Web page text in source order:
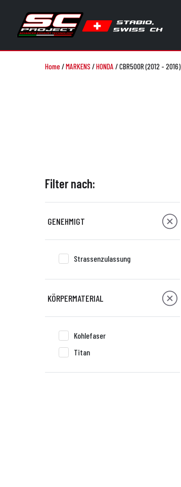
Home/MARKENS /HONDA /CBR500R (2012 - 2016)
Filter nach:
GENEHMIGT
Strassenzulassung
KÖRPERMATERIAL
Kohlefaser
Titan